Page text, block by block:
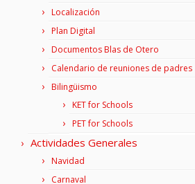
Localización
Plan Digital
Documentos Blas de Otero
Calendario de reuniones de padres
Bilingüismo
KET for Schools
PET for Schools
Actividades Generales
Navidad
Carnaval